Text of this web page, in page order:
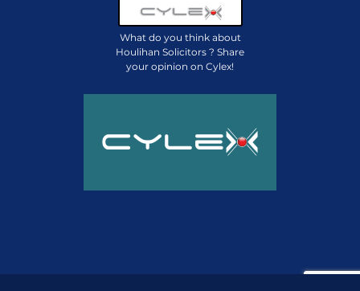
What do you think about
Houlihan Solicitors ? Share
your opinion on Cylex!